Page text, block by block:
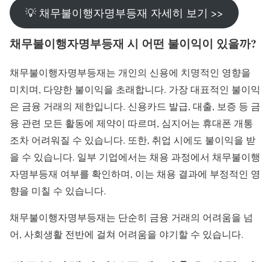
💡 채무불이행자명부등재 자세히 보기 >>
채무불이행자명부등재 시 어떤 불이익이 있을까?
채무불이행자명부등재는 개인의 신용에 치명적인 영향을
미치며, 다양한 불이익을 초래합니다. 가장 대표적인 불이익
은 금융 거래의 제한입니다. 신용카드 발급, 대출, 보증 등 금
융 관련 모든 활동에 제약이 따르며, 심지어는 휴대폰 개통
조차 어려워질 수 있습니다. 또한, 취업 시에도 불이익을 받
을 수 있습니다. 일부 기업에서는 채용 과정에서 채무불이행
자명부등재 여부를 확인하며, 이는 채용 결과에 부정적인 영
향을 미칠 수 있습니다.
채무불이행자명부등재는 단순히 금융 거래의 어려움을 넘
어, 사회생활 전반에 걸쳐 어려움을 야기할 수 있습니다.